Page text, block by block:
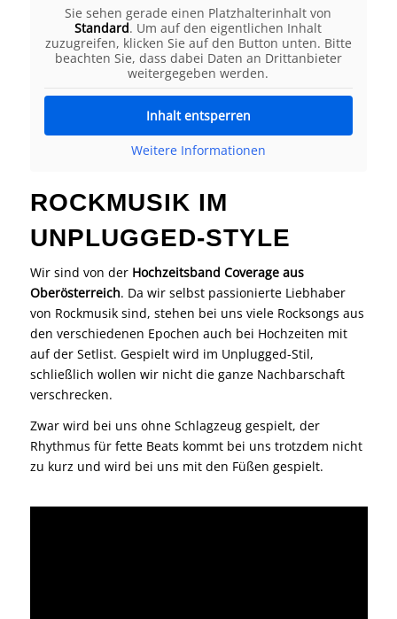
Sie sehen gerade einen Platzhalterinhalt von
Standard. Um auf den eigentlichen Inhalt
zuzugreifen, klicken Sie auf den Button unten. Bitte
beachten Sie, dass dabei Daten an Drittanbieter
weitergegeben werden.
Inhalt entsperren
Weitere Informationen
ROCKMUSIK IM
UNPLUGGED-STYLE
Wir sind von der Hochzeitsband Coverage aus
Oberösterreich. Da wir selbst passionierte Liebhaber
von Rockmusik sind, stehen bei uns viele Rocksongs aus
den verschiedenen Epochen auch bei Hochzeiten mit
auf der Setlist. Gespielt wird im Unplugged-Stil,
schließlich wollen wir nicht die ganze Nachbarschaft
verschrecken.
Zwar wird bei uns ohne Schlagzeug gespielt, der
Rhythmus für fette Beats kommt bei uns trotzdem nicht
zu kurz und wird bei uns mit den Füßen gespielt.